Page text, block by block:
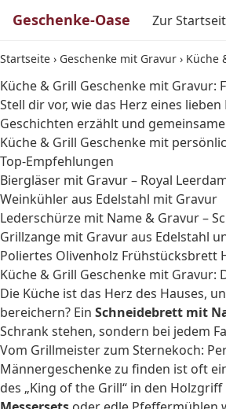
Geschenke-Oase Zur
Startseite › Geschenke mit Gravur › Küche
Küche & Grill Geschenke mit Gravur:
Stell dir vor, wie das Herz eines
Geschichten erzählt und
Küche & Grill Geschenke mit
Top-Empfehlungen
Biergläser mit Gravur – Royal
Weinkühler aus Edelstahl mit Gravur
Lederschürze mit Name & Gravur –
Grillzange mit Gravur aus Edelstahl
Poliertes Olivenholz Frühstücksbrett
Küche & Grill Geschenke mit
Die Küche ist das Herz des Hauses,
bereichern? Ein Schneidebrett mit
Schrank stehen, sondern bei jedem
Vom Grillmeister zum Sternekoch:
Männergeschenke zu finden ist oft
des „King of the Grill“ in den